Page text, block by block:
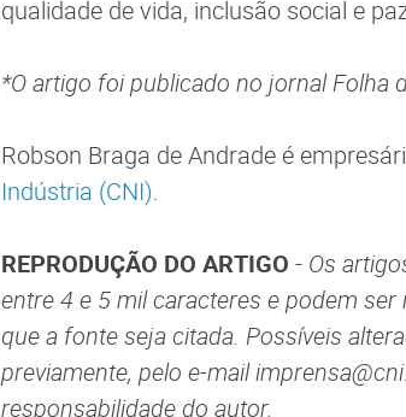
qualidade de vida, inclusão social e
*O artigo foi publicado no jornal Folha
Robson Braga de Andrade é
Indústria (CNI).
REPRODUÇÃO DO ARTIGO - Os
entre 4 e 5 mil caracteres e podem
que a fonte seja citada. Possíveis
previamente, pelo e-mail
responsabilidade do autor.